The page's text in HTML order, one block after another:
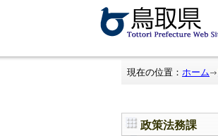
現在の位置： ホーム
政策法務課